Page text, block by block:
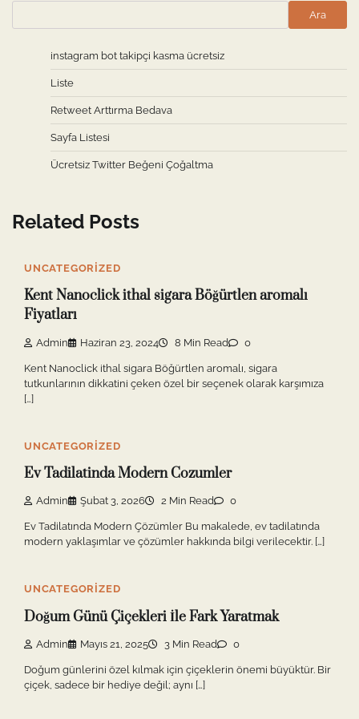
Ara
instagram bot takipçi kasma ücretsiz
Liste
Retweet Arttırma Bedava
Sayfa Listesi
Ücretsiz Twitter Beğeni Çoğaltma
Related Posts
UNCATEGORIZED
Kent Nanoclick ithal sigara Böğürtlen aromalı
Fiyatları
Admin Haziran 23, 2024 8 Min Read 0
Kent Nanoclick ithal sigara Böğürtlen aromalı, sigara
tutkunlarının dikkatini çeken özel bir seçenek olarak karşımıza
[…]
UNCATEGORIZED
Ev Tadilatinda Modern Cozumler
Admin Şubat 3, 2026 2 Min Read 0
Ev Tadilatında Modern Çözümler Bu makalede, ev tadilatında
modern yaklaşımlar ve çözümler hakkında bilgi verilecektir. […]
UNCATEGORIZED
Doğum Günü Çiçekleri İle Fark Yaratmak
Admin Mayıs 21, 2025 3 Min Read 0
Doğum günlerini özel kılmak için çiçeklerin önemi büyüktür. Bir
çiçek, sadece bir hediye değil; aynı […]